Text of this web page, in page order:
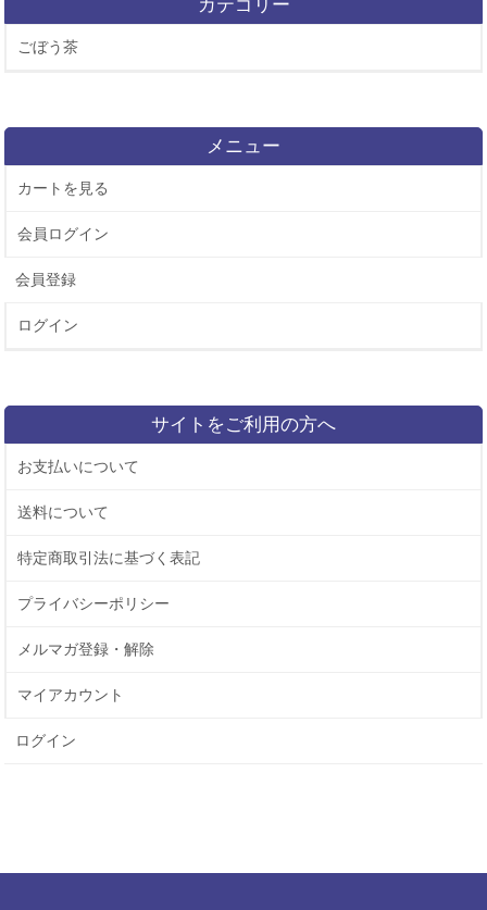
カテゴリー
ごぼう茶
メニュー
カートを見る
会員ログイン
会員登録
ログイン
サイトをご利用の方へ
お支払いについて
送料について
特定商取引法に基づく表記
プライバシーポリシー
メルマガ登録・解除
マイアカウント
ログイン